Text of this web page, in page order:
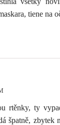
tiene na
rtěnky, ty
špatně, zbytek